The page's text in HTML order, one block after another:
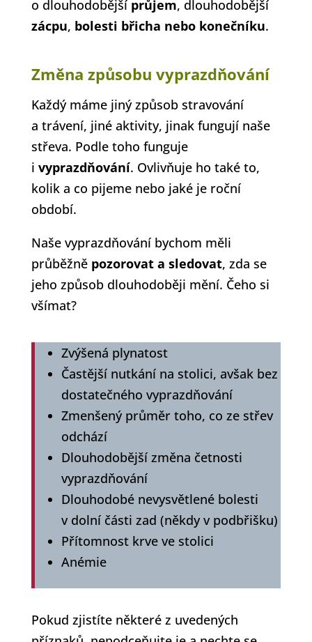
o dlouhodobější průjem, dlouhodobější
zácpu, bolesti břicha nebo konečníku.
Změna způsobu vyprazdňování
Každý máme jiný způsob stravování
a trávení, jiné aktivity, jinak fungují naše
střeva. Podle toho funguje
i vyprazdňování. Ovlivňuje ho také to,
kolik a co pijeme nebo jaké je roční
období.
Naše vyprazdňování bychom měli
průběžně pozorovat a sledovat, zda se
jeho způsob dlouhodoběji mění. Čeho si
všímat?
Zvýšená plynatost
Častější nutkání na stolici, avšak bez
dostatečného vyprazdňování
Zmenšený průměr toho, co ze střev
odchází
Dlouhodobější změna četnosti
vyprazdňování
Dlouhodobé nevysvětlené bolesti
v dolní části zad (někdy v podbřišku)
Přítomnost krve ve stolici
Anémie
Pokud zjistíte některé z uvedených